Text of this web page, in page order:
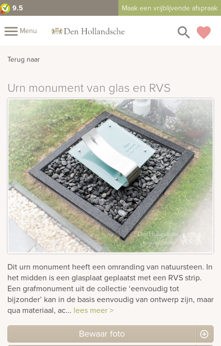
9.5 Maak een vrijblijvende afspraak
menu Menu favorite
search
close
Home
Assortiment
Urnen
Fotoboek
Informatie
Prijzen
Over
ons
Winkels Contact
Bekijk
ook:
Terug naar
Urn monument van glas en RVS
Dit urn monument heeft een omranding van natuursteen. In
het midden is een glasplaat geplaatst met een RVS strip.
Een grafmonument uit de collectie ‘eenvoudig tot
bijzonder’ kan in de basis eenvoudig van ontwerp zijn, maar
qua materiaal, ac... lees meer >
Bewaar foto